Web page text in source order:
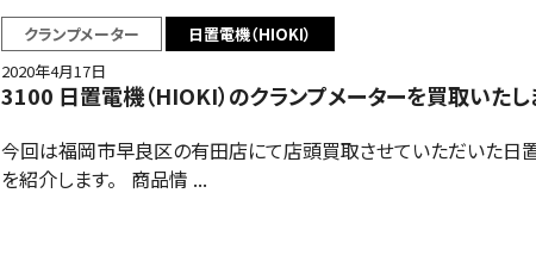
クランプメーター
日置電機（HIOKI）
2020年4月17日
3100 日置電機（HIOKI）のクランプメーターを買取いたし
今回は福岡市早良区の有田店にて店頭買取させていただいた日置
を紹介します。 商品情 ...